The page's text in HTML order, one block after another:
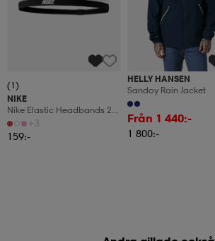
(1)
NIKE
Nike Elastic Headbands 2.0
3 Pk +3
159:-
HELLY HANSEN
Sandoy Rain Jacket
Från 1 440:-
1 800:-